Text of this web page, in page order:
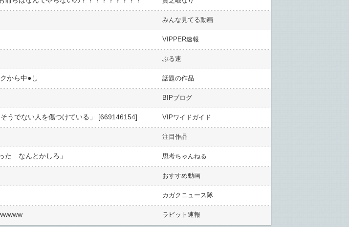
みんな見てる動画
VIPPER速報
ぶる速
から中●︎し 話題の作品
BIPブログ
うでない人を傷つけている」 [669146154] VIPワイドガイド
注目作品
た なんとかしろ」 思考ちゃんねる
おすすめ動画
カガクニュース隊
ラビット速報